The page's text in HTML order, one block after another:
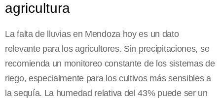
agricultura
La falta de lluvias en Mendoza hoy es un dato
relevante para los agricultores. Sin precipitaciones, se
recomienda un monitoreo constante de los sistemas de
riego, especialmente para los cultivos más sensibles a
la sequía. La humedad relativa del 43% puede ser un